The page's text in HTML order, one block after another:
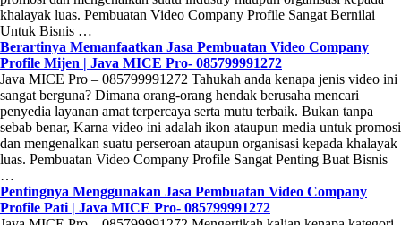
khalayak luas. Pembuatan Video Company Profile Sangat Bernilai
Untuk Bisnis …
Berartinya Memanfaatkan Jasa Pembuatan Video Company
Profile Mijen | Java MICE Pro- 085799991272
Java MICE Pro – 085799991272 Tahukah anda kenapa jenis video ini
sangat berguna? Dimana orang-orang hendak berusaha mencari
penyedia layanan amat terpercaya serta mutu terbaik. Bukan tanpa
sebab benar, Karna video ini adalah ikon ataupun media untuk promosi
dan mengenalkan suatu perseroan ataupun organisasi kepada khalayak
luas. Pembuatan Video Company Profile Sangat Penting Buat Bisnis
…
Pentingnya Menggunakan Jasa Pembuatan Video Company
Profile Pati | Java MICE Pro- 085799991272